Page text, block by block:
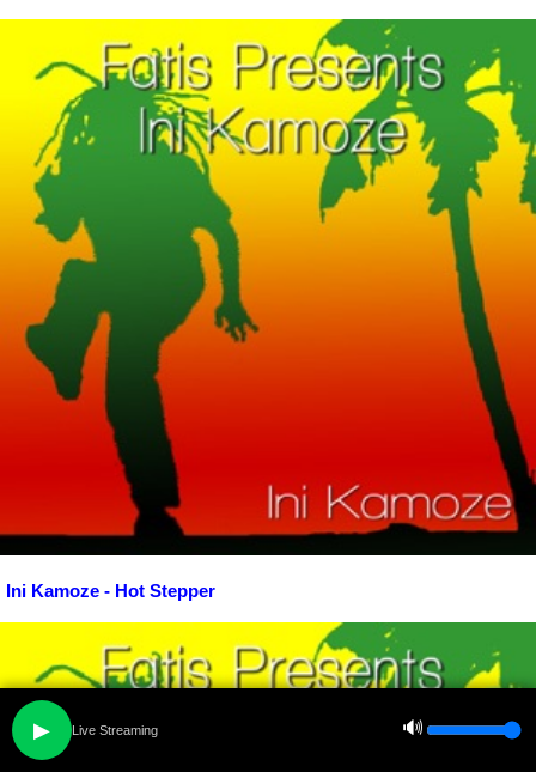
Ini Kamoze - Hot Stepper
▶ Live Streaming 🔊